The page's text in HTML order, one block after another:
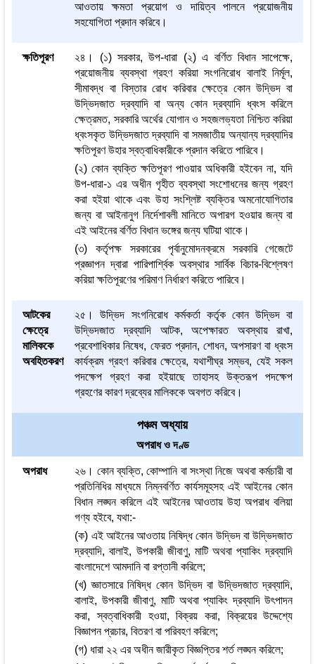
আওতায় ক্ষমতা প্রয়োগ ও দায়িত্ব পালনে প্রয়োজনীয়
সহযোগিতা প্রদান করিবে।
ক্ষতিপূরণ
২৪। (১) সরকার, উপ-ধারা (২) এ বর্ণিত বিধান সাপেক্ষে,
প্রয়োজনীয় ব্যবস্থা গ্রহণ করিয়া সংগনিরোধ বালাই নির্মূল,
সীমাবদ্ধ বা বিস্তার রোধ করিবার ক্ষেত্রে কোন উদ্ভিদ বা
উদ্ভিদজাত দ্রব্যাদি বা অন্য কোন দ্রব্যাদি ধ্বংস করিলে
ক্ষেত্রমত, সরকারি অর্থের যোগান ও সহজলভ্যতা নিশ্চিত করিয়া
ধ্বংসকৃত উদ্ভিদজাত দ্রব্যাদি বা সমজাতীয় অন্যান্য দ্রব্যাদির
ক্ষতিপূরণ উহার স্বত্বাধিকারীকে প্রদান করিতে পারিবে।
(২) কোন ব্যক্তি ক্ষতিপূরণ পাওয়ার অধিকারী হইবেন না, যদি
উপ-ধারা-১ এর অধীন গৃহীত ব্যবস্থা সংশোধনের জন্য গ্রহণ
করা হইয়া থাকে এবং উহা সংশ্লিষ্ট ব্যক্তির অমনোযোগিতার
জন্য বা আইনানুগ নির্দেশাবলী মানিতে অপারগ হওয়ার জন্য বা
এই আইনের বর্ণিত বিধান ভঙ্গের জন্য ঘটিয়া থাকে।
(৩) কর্তৃপক্ষ সরকারের পৃর্বানুমোদনক্রমে সরকারি গেজেটে
প্রজ্ঞাপন দ্বারা পারিপার্শ্বিক অবস্থার সার্বিক বিচার-বিশ্লেষণ
করিয়া ক্ষতিপূরণের পরিমাণ নির্ধারণ করিতে পারিবে।
আটকের
ক্ষেত্রে
মালিককে
অবহিতকরণ
২৫। উদ্ভিদ সংগনিরোধ কর্মকর্তা কর্তৃক কোন উদ্ভিদ বা
উদ্ভিদজাত দ্রব্যাদি আটক, অপেক্ষারত অবস্থায় রাখা,
প্রবেশাধিকার নিষেধ, ফেরত প্রদান, শোধন, অপসারণ বা ধ্বংস
কার্যক্রম গ্রহণ করিবার ক্ষেত্রে, যথাশীঘ্র সম্ভব, যেই সকল
পদক্ষেপ গ্রহণ করা হইয়াছে তাহাসহ উক্তরূপ পদক্ষেপ
গ্রহণের কারণ দ্রব্যের মালিককে অবগত করিবে।
পঞ্চম অধ্যায়
অপরাধ ও দণ্ড
অপরাধ
২৬। কোন ব্যক্তি, কোম্পানি বা সংস্থা নিজে অথবা কর্মচারী বা
প্রতিনিধির মাধ্যমে নিম্নবর্ণিত কার্যসমূহসহ এই আইনের কোন
বিধান লঙ্ঘন করিলে এই আইনের আওতায় উহা অপরাধ বলিয়া
গণ্য হইবে, যথা:-
(ক) এই আইনের আওতায় নিষিদ্ধ কোন উদ্ভিদ বা উদ্ভিদজাত
দ্রব্যাদি, বালাই, উপকারী জীবাণু, মাটি অথবা প্যাকিং দ্রব্যাদি
বাংলাদেশে আমদানি বা রপ্তানী করিলে;
(খ) জ্ঞাতসারে নিষিদ্ধ কোন উদ্ভিদ বা উদ্ভিদজাত দ্রব্যাদি,
বালাই, উপকারী জীবাণু, মাটি অথবা প্যাকিং দ্রব্যাদি উৎপাদন
করা, স্বত্বাধিকারী হওয়া, বিক্রয় করা, বিক্রয়ের উদ্দেশ্যে
বিজ্ঞাপন প্রচার, বিতরণ বা পরিবহণ করিলে;
(গ) ধারা ২২ এর অধীন জারীকৃত বিজ্ঞপ্তির শর্ত লঙ্ঘন করিলে;